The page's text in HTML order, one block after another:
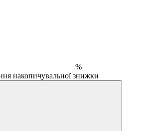
%
накопичувальної знижки